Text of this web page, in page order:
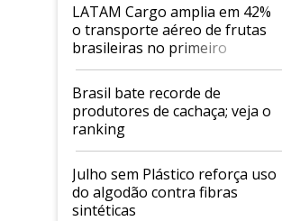
LATAM Cargo amplia em 42%
o transporte aéreo de frutas
brasileiras no primeiro
semestre
Brasil bate recorde de
produtores de cachaça; veja o
ranking
Julho sem Plástico reforça uso
do algodão contra fibras
sintéticas